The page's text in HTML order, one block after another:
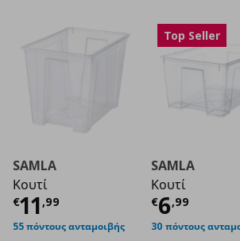
SAMLA
Κουτί
€11 ,99
Τρέχουσα τιμή€ 11,99
55 πόντους ανταμοιβής
Top Seller
SAMLA
Κουτί
€6,99
30 πόντους